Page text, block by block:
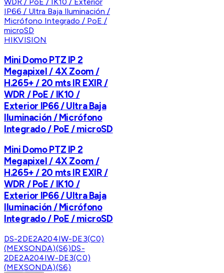
HIKVISION
Mini Domo PTZ IP 2
Megapixel / 4X Zoom /
H.265+ / 20 mts IR EXIR /
WDR / PoE / IK10 /
Exterior IP66 / Ultra Baja
Iluminación / Micrófono
Integrado / PoE / microSD
Mini Domo PTZ IP 2
Megapixel / 4X Zoom /
H.265+ / 20 mts IR EXIR /
WDR / PoE / IK10 /
Exterior IP66 / Ultra Baja
Iluminación / Micrófono
Integrado / PoE / microSD
DS-2DE2A204IW-DE3(C0)
(MEXSONDA)(S6)DS-
2DE2A204IW-DE3(C0)
(MEXSONDA)(S6)